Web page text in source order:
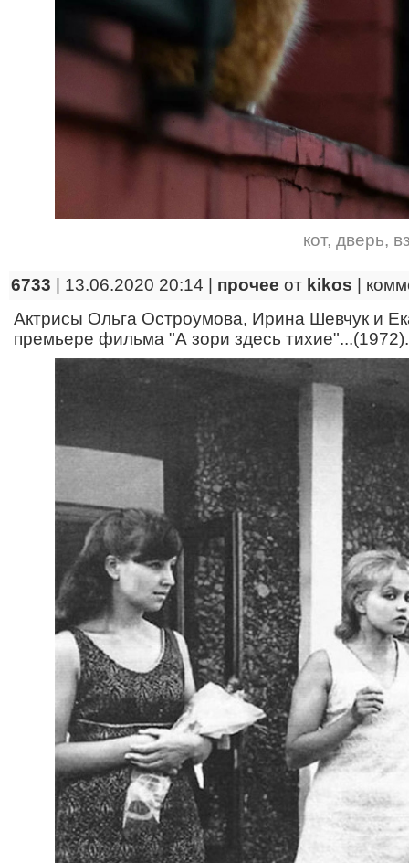
кот, дверь,
6733 | 13.06.2020 20:14 | прочее от kikos
Актрисы Ольга Остроумова, Ирина Шевчук и
премьере фильма "А зори здесь тихие"...(1972).